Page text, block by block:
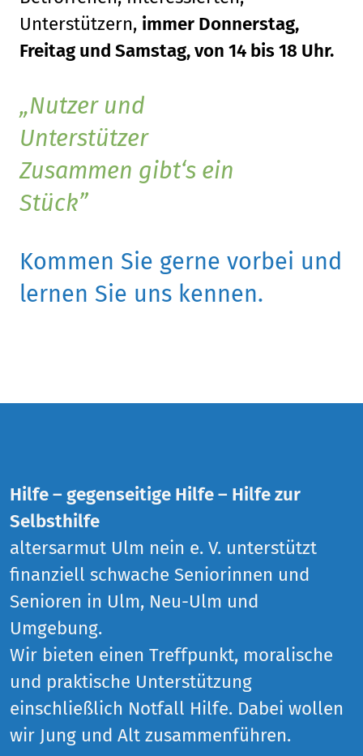
Unterstützern, immer Donnerstag,
Freitag und Samstag, von 14 bis 18 Uhr.
Nutzer und
Unterstützer
Zusammen gibt‘s ein
Stück
Kommen Sie gerne vorbei und
lernen Sie uns kennen.
Hilfe – gegenseitige Hilfe – Hilfe zur
Selbsthilfe
altersarmut Ulm nein e. V. unterstützt
finanziell schwache Seniorinnen und
Senioren in Ulm, Neu-Ulm und
Umgebung.
Wir bieten einen Treffpunkt, moralische
und praktische Unterstützung
einschließlich Notfall Hilfe. Dabei wollen
wir Jung und Alt zusammenführen.